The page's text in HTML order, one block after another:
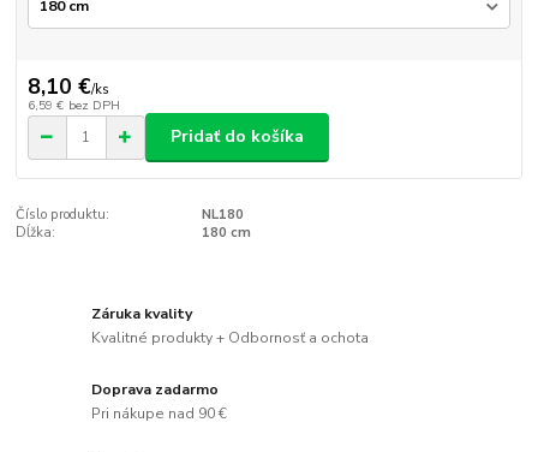
8,10 €/ks
6,59 € bez DPH
Pridať do košíka
Číslo produktu:
NL180
Dĺžka:
180 cm
Záruka kvality
Kvalitné produkty + Odbornosť a ochota
Doprava zadarmo
Pri nákupe nad 90 €